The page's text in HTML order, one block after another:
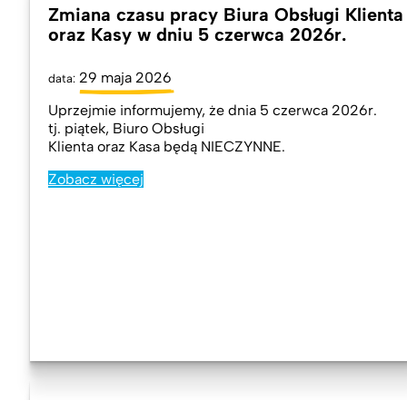
Zmiana czasu pracy Biura Obsługi Klienta
oraz Kasy w dniu 5 czerwca 2026r.
data: 29 maja 2026
Uprzejmie informujemy, że dnia 5 czerwca 2026r.
tj. piątek, Biuro Obsługi
Klienta oraz Kasa będą NIECZYNNE.
Zobacz więcej